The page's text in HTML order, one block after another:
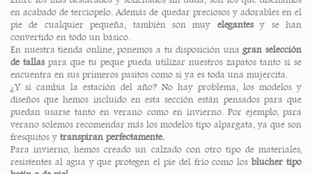
en acabado de terciopelo. Además de quedar preciosos y adorables en el
pie de cualquier pequeña, también son muy elegantesy se han
convertido en todo un básico.
En nuestra tienda online, ponemos a tu disposición unagran selección
de tallaspara que tu peque pueda utilizar nuestros zapatos tanto si se
encuentra en sus primeros pasitos como si ya es toda una mujercita.
¿Y si cambia la estación del año? No hay problema, los modelos y
diseños que hemos incluido en esta sección están pensados para que
puedan usarse tanto en verano como en invierno. Por ejemplo, para
verano solemos recomendar más los modelos tipo alpargata, ya que son
fresquitos y transpiran perfectamente.
Para invierno, hemos creado un calzado con otro tipo de materiales,
resistentes al agua y que protegen el pie del frío como losblucher tipo